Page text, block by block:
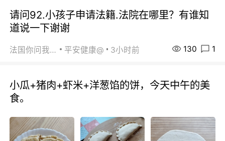
请问92.小孩子申请法籍.法院在哪里？有谁知
道说一下谢谢
法国你问我答 平安健康@ 3小时前 130 1
小瓜+猪肉+虾米+洋葱馅的饼，今天中午的美
食。